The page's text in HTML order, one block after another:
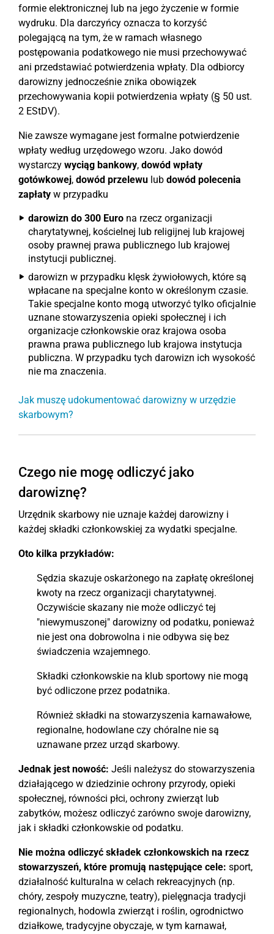
formie elektronicznej lub na jego życzenie w formie
wydruku. Dla darczyńcy oznacza to korzyść
polegającą na tym, że w ramach własnego
postępowania podatkowego nie musi przechowywać
ani przedstawiać potwierdzenia wpłaty. Dla odbiorcy
darowizny jednocześnie znika obowiązek
przechowywania kopii potwierdzenia wpłaty (§ 50 ust.
2 EStDV).
Nie zawsze wymagane jest formalne potwierdzenie
wpłaty według urzędowego wzoru. Jako dowód
wystarczy wyciąg bankowy, dowód wpłaty
gotówkowej, dowód przelewu lub dowód polecenia
zapłaty w przypadku
darowizn do 300 Euro na rzecz organizacji
charytatywnej, kościelnej lub religijnej lub krajowej
osoby prawnej prawa publicznego lub krajowej
instytucji publicznej.
darowizn w przypadku klęsk żywiołowych, które są
wpłacane na specjalne konto w określonym czasie.
Takie specjalne konto mogą utworzyć tylko oficjalnie
uznane stowarzyszenia opieki społecznej i ich
organizacje członkowskie oraz krajowa osoba
prawna prawa publicznego lub krajowa instytucja
publiczna. W przypadku tych darowizn ich wysokość
nie ma znaczenia.
Jak muszę udokumentować darowizny w urzędzie
skarbowym?
Czego nie mogę odliczyć jako
darowiznę?
Urzędnik skarbowy nie uznaje każdej darowizny i
każdej składki członkowskiej za wydatki specjalne.
Oto kilka przykładów:
Sędzia skazuje oskarżonego na zapłatę określonej
kwoty na rzecz organizacji charytatywnej.
Oczywiście skazany nie może odliczyć tej
"niewymuszonej" darowizny od podatku, ponieważ
nie jest ona dobrowolna i nie odbywa się bez
świadczenia wzajemnego.
Składki członkowskie na klub sportowy nie mogą
być odliczone przez podatnika.
Również składki na stowarzyszenia karnawałowe,
regionalne, hodowlane czy chóralne nie są
uznawane przez urząd skarbowy.
Jednak jest nowość: Jeśli należysz do stowarzyszenia
działającego w dziedzinie ochrony przyrody, opieki
społecznej, równości płci, ochrony zwierząt lub
zabytków, możesz odliczyć zarówno swoje darowizny,
jak i składki członkowskie od podatku.
Nie można odliczyć składek członkowskich na rzecz
stowarzyszeń, które promują następujące cele: sport,
działalność kulturalna w celach rekreacyjnych (np.
chóry, zespoły muzyczne, teatry), pielęgnacja tradycji
regionalnych, hodowla zwierząt i roślin, ogrodnictwo
działkowe, tradycyjne obyczaje, w tym karnawał,